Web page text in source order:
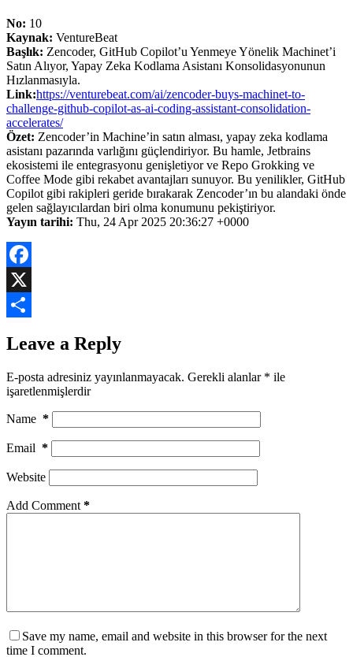
No: 10
Kaynak: VentureBeat
Başlık: Zencoder, GitHub Copilot’u Yenmeye Yönelik Machinet’i
Satın Alıyor, Yapay Zeka Kodlama Asistanı Konsolidasyonunun
Hızlanmasıyla.
Link:https://venturebeat.com/ai/zencoder-buys-machinet-to-
challenge-github-copilot-as-ai-coding-assistant-consolidation-
accelerates/
Özet: Zencoder’in Machine’in satın alması, yapay zeka kodlama
asistanı pazarında varlığını güçlendiriyor. Bu hamle, Jetbrains
ekosistemi ile entegrasyonu genişletiyor ve Repo Grokking ve
Coffee Mode gibi rekabet avantajları sunuyor. Bu yenilikler, GitHub
Copilot gibi rakipleri geride bırakarak Zencoder’ın bu alandaki önde
gelen sağlayıcılardan biri olma konumunu pekiştiriyor.
Yayın tarihi: Thu, 24 Apr 2025 20:36:27 +0000
Facebook
X
Leave a Reply
E-posta adresiniz yayınlanmayacak. Gerekli alanlar * ile
işaretlenmişlerdir
Name *
Email *
Website
Add Comment *
Save my name, email and website in this browser for the next
time I comment.